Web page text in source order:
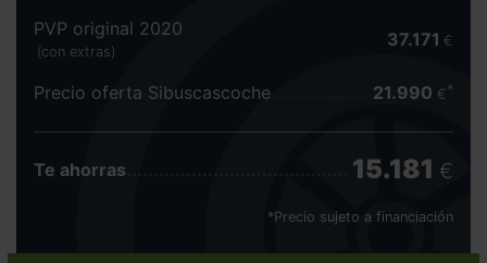
PVP original 2020
(con extras)
37.171 €
Precio oferta Sibuscascoche 21.990 €
Te ahorras 15.181 €
*Precio sujeto a financiación